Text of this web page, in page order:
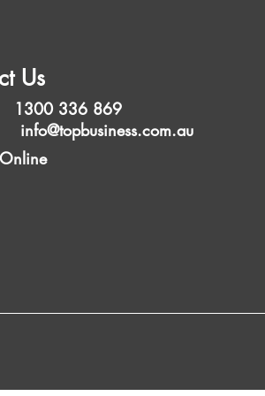
Us
1300 336 869
info@topbusiness.com.au